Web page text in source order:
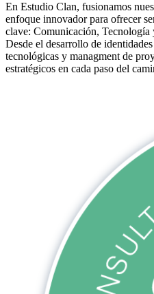
En Estudio Clan, fusionamos
enfoque innovador para ofrecer
clave: Comunicación, Tecnología
Desde el desarrollo de
tecnológicas y managment de
estratégicos en cada paso del